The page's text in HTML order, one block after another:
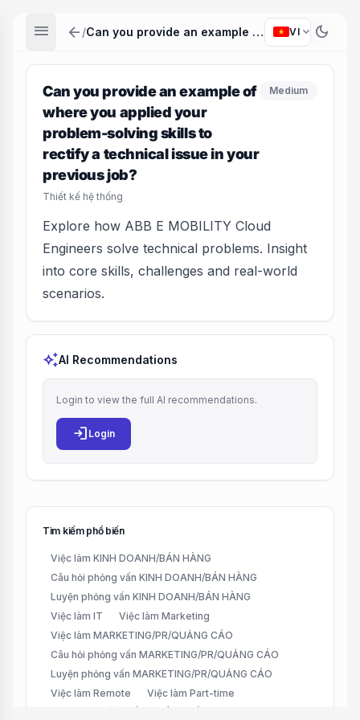
menu arrow_back / Can you provide an example of where you applied your problem-solving skills to rectify a technical issue in your previous job? VI expand_more dark_mode
Can you provide an example of
where you applied your
problem-solving skills to
rectify a technical issue in your
previous job?
Thiết kế hệ thống
Medium
Explore how ABB E MOBILITY Cloud
Engineers solve technical problems. Insight
into core skills, challenges and real-world
scenarios.
auto_awesomeAI Recommendations
Login to view the full AI recommendations.
login Login
Tìm kiếm phổ biến
Việc làm KINH DOANH/BÁN HÀNG
Câu hỏi phỏng vấn KINH DOANH/BÁN HÀNG
Luyện phỏng vấn KINH DOANH/BÁN HÀNG
Việc làm IT
Việc làm Marketing
Việc làm MARKETING/PR/QUẢNG CÁO
Câu hỏi phỏng vấn MARKETING/PR/QUẢNG CÁO
Luyện phỏng vấn MARKETING/PR/QUẢNG CÁO
Việc làm Remote
Việc làm Part-time